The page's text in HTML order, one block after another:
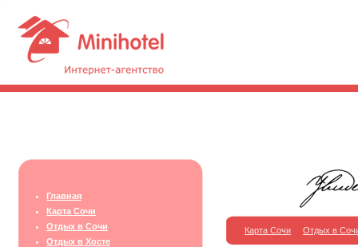
Главная
Карта Сочи
Отдых в Сочи
Отдых в Хосте
Карта Сочи Отдых в